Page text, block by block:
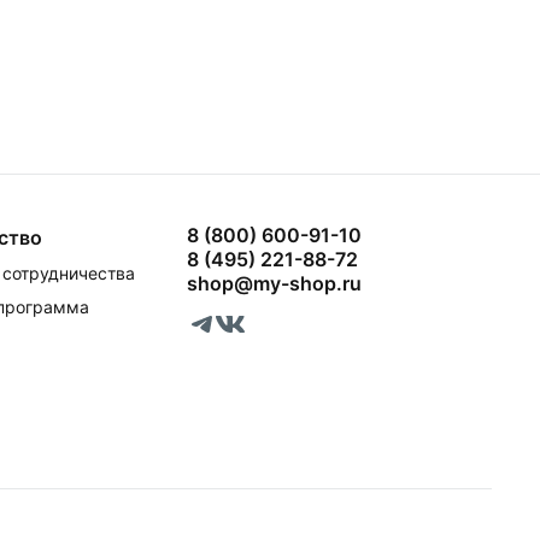
8 (800) 600-91-10
8 (495) 221-88-72
shop@my-shop.ru